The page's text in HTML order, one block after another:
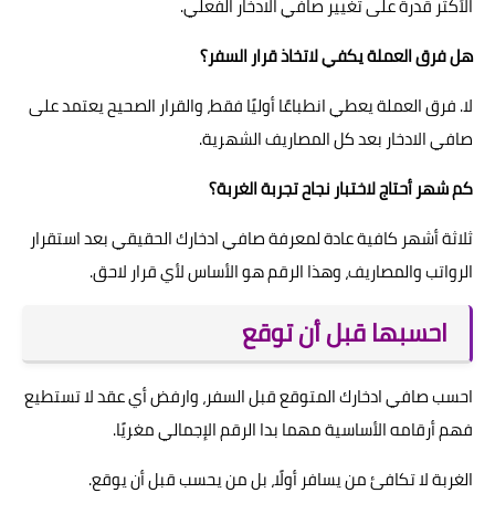
هل فرق العملة يكفي لاتخاذ قرار السفر؟
لا. فرق العملة يعطي انطباعًا أوليًا فقط، والقرار الصحيح يعتمد على
صافي الادخار بعد كل المصاريف الشهرية.
كم شهر أحتاج لاختبار نجاح تجربة الغربة؟
ثلاثة أشهر كافية عادة لمعرفة صافي ادخارك الحقيقي بعد استقرار
الرواتب والمصاريف، وهذا الرقم هو الأساس لأي قرار لاحق.
احسبها قبل أن توقع
احسب صافي ادخارك المتوقع قبل السفر، وارفض أي عقد لا تستطيع
فهم أرقامه الأساسية مهما بدا الرقم الإجمالي مغريًا.
الغربة لا تكافئ من يسافر أولًا، بل من يحسب قبل أن يوقع.